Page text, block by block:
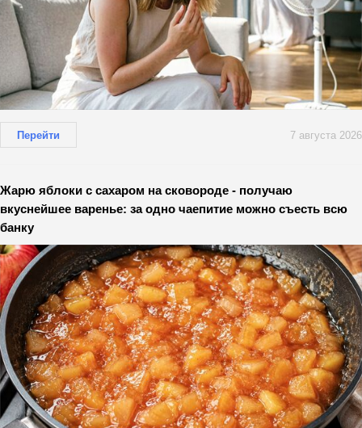
Перейти 7 августа 2026
Жарю яблоки с сахаром на сковороде - получаю
вкуснейшее варенье: за одно чаепитие можно съесть всю
банку